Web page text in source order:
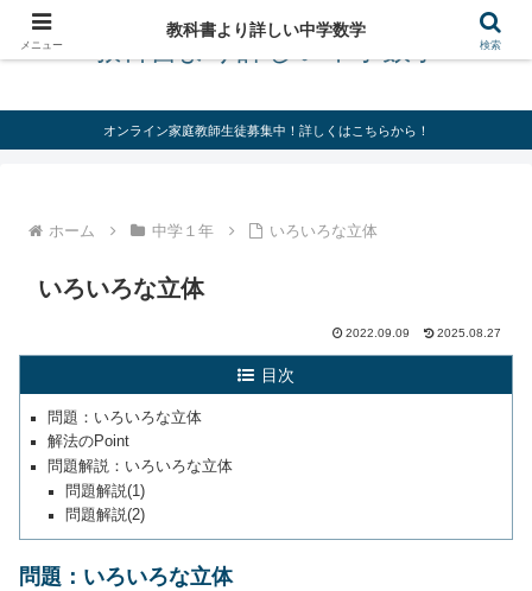
教科書より詳しい中学数学
オンライン家庭教師生徒募集中！詳しくはこちらから！
ホーム 中学１年 いろいろな立体
いろいろな立体
2022.09.09 2025.08.27
目次
問題：いろいろな立体
解法のPoint
問題解説：いろいろな立体
問題解説(1)
問題解説(2)
問題：いろいろな立体
メニュー
教科書より詳しい中学数学
検索